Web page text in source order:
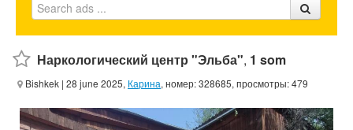
FAQ
Blog
Наркологический центр "Эльба", 1 som
Bishkek | 28 june 2025, Карина, номер: 328685, просмотры: 479